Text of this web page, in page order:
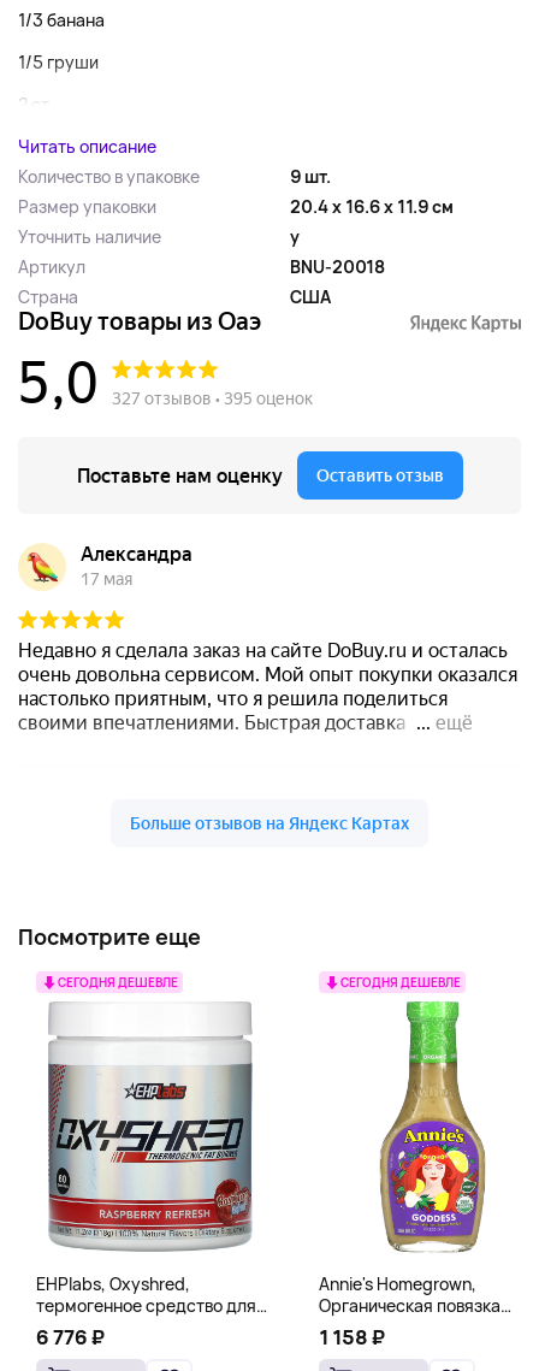
1/3 банана
1/5 груши
2 ст. ...
Читать описание
Количество в упаковке
9 шт.
Размер упаковки
20.4 x 16.6 x 11.9 см
Уточнить наличие
y
Артикул
BNU-20018
Страна
США
Посмотрите еще
СЕГОДНЯ ДЕШЕВЛЕ
EHPlabs, Oxyshred,
термогенное средство для
сжигания жира, малиновое
освежение, 318 г (11,2 унции)
6 776 ₽
СЕГОДНЯ ДЕШЕВЛЕ
Annie's Homegrown,
Органическая повязка
«Богиня», 236 мл (8 жидк.
унц.)
1 158 ₽